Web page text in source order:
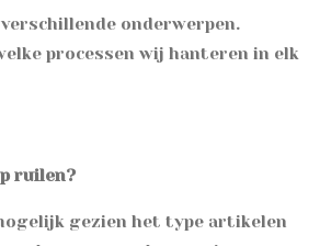
onderwerpen.
processen wij hanteren in elk
ruilen?
gezien het type artikelen